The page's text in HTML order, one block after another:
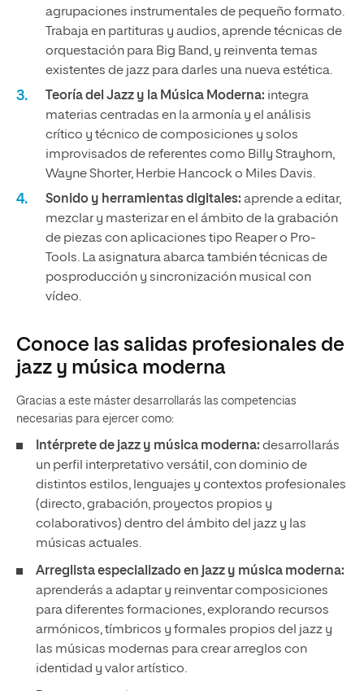
agrupaciones instrumentales de pequeño formato.
Trabaja en partituras y audios, aprende técnicas de
orquestación para Big Band, y reinventa temas
existentes de jazz para darles una nueva estética.
Teoría del Jazz y la Música Moderna: integra
materias centradas en la armonía y el análisis
crítico y técnico de composiciones y solos
improvisados de referentes como Billy Strayhorn,
Wayne Shorter, Herbie Hancock o Miles Davis.
Sonido y herramientas digitales: aprende a editar,
mezclar y masterizar en el ámbito de la grabación
de piezas con aplicaciones tipo Reaper o Pro-
Tools. La asignatura abarca también técnicas de
posproducción y sincronización musical con
vídeo.
Conoce las salidas profesionales de
jazz y música moderna
Gracias a este máster desarrollarás las competencias
necesarias para ejercer como:
Intérprete de jazz y música moderna: desarrollarás
un perfil interpretativo versátil, con dominio de
distintos estilos, lenguajes y contextos profesionales
(directo, grabación, proyectos propios y
colaborativos) dentro del ámbito del jazz y las
músicas actuales.
Arreglista especializado en jazz y música moderna:
aprenderás a adaptar y reinventar composiciones
para diferentes formaciones, explorando recursos
armónicos, tímbricos y formales propios del jazz y
las músicas modernas para crear arreglos con
identidad y valor artístico.